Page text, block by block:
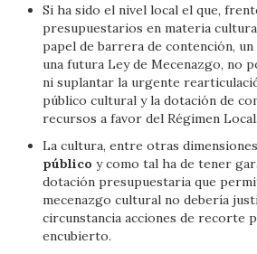
Si ha sido el nivel local el que,
presupuestarios en materia
papel de barrera de contención,
una futura Ley de Mecenazgo, no
ni suplantar la urgente
público cultural y la dotación de
recursos a favor del Régimen Local.
La cultura, entre otras
público y como tal ha de tener
dotación presupuestaria que
mecenazgo cultural no debería
circunstancia acciones de recorte
encubierto.